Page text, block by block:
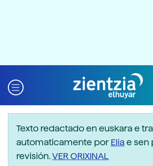
Texto redactado en euskara e
automaticamente porEliae sen
revisión.VER ORIXINAL